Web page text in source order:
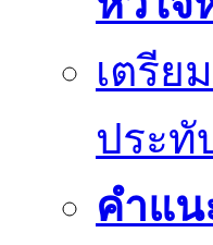
เตรีย
ประทั
คำแน